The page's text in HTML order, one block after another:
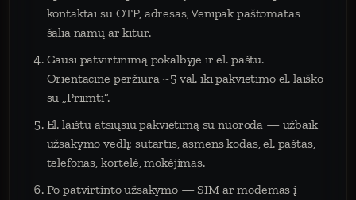
kontaktai su OTP, adresas, Venipak paštomatas
šalia namų ar kitur.
Gausi patvirtinimą pokalbyje ir el. paštu.
Orientacinė peržiūra ~5 val. iki pakvietimo el. laiško
su „Priimti“.
El. laištu atsiųsiu pakvietimą su nuoroda — užbaik
užsakymo vedlį: sutartis, asmens kodas, el. paštas,
telefonas, kortelė, mokėjimas.
Po patvirtinto užsakymo — SIM ar modemas į